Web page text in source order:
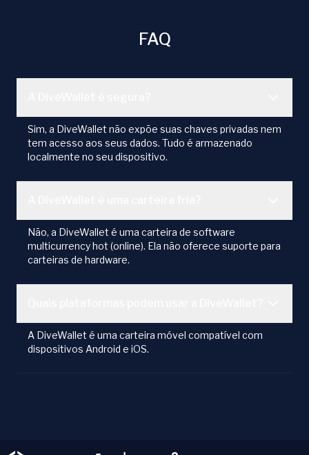
FAQ
Sim, a DiveWallet não expõe suas chaves privadas nem
tem acesso aos seus dados. Tudo é armazenado
localmente no seu dispositivo.
Não, a DiveWallet é uma carteira de software
multicurrency hot (online). Ela não oferece suporte para
carteiras de hardware.
A DiveWallet é uma carteira móvel compatível com
dispositivos Android e iOS.